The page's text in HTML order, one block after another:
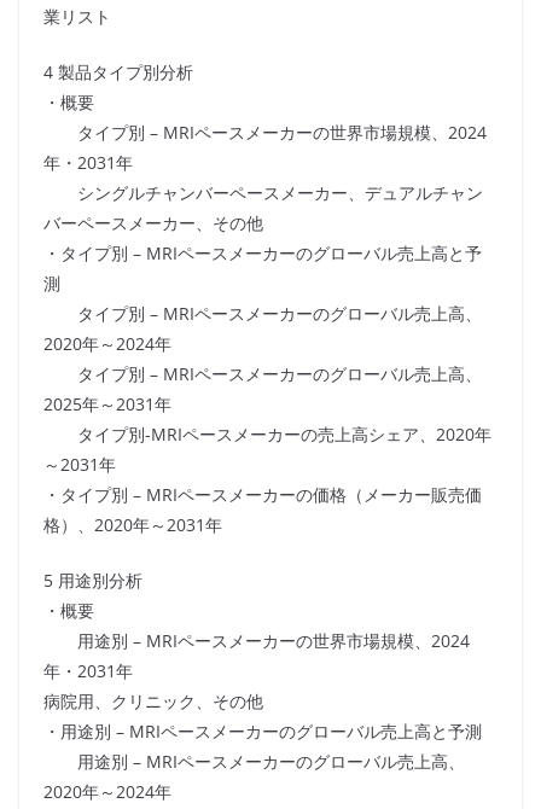
業リスト
4 製品タイプ別分析
・概要
タイプ別 – MRIペースメーカーの世界市場規模、2024
年・2031年
シングルチャンバーペースメーカー、デュアルチャン
バーペースメーカー、その他
・タイプ別 – MRIペースメーカーのグローバル売上高と予
測
タイプ別 – MRIペースメーカーのグローバル売上高、
2020年～2024年
タイプ別 – MRIペースメーカーのグローバル売上高、
2025年～2031年
タイプ別-MRIペースメーカーの売上高シェア、2020年
～2031年
・タイプ別 – MRIペースメーカーの価格（メーカー販売価
格）、2020年～2031年
5 用途別分析
・概要
用途別 – MRIペースメーカーの世界市場規模、2024
年・2031年
病院用、クリニック、その他
・用途別 – MRIペースメーカーのグローバル売上高と予測
用途別 – MRIペースメーカーのグローバル売上高、
2020年～2024年